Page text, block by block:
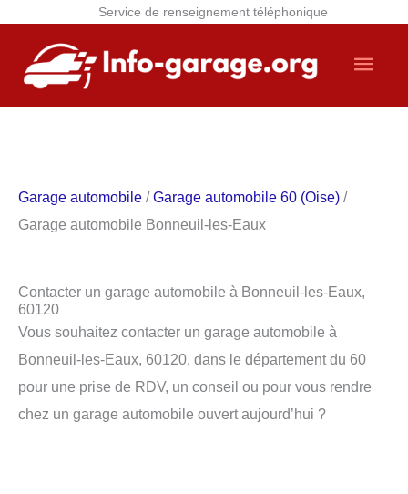
Service de renseignement téléphonique
contenu
Garage automobile /Garage automobile 60 (Oise) /
Garage automobile Bonneuil-les-Eaux
Contacter un garage automobile à Bonneuil-les-Eaux,
60120
Vous souhaitez contacter un garage automobile à
Bonneuil-les-Eaux, 60120, dans le département du 60
pour une prise de RDV, un conseil ou pour vous rendre
chez un garage automobile ouvert aujourd’hui ?